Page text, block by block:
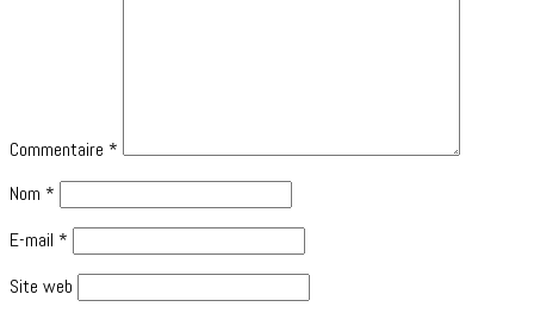
Commentaire *
Nom *
E-mail *
Site web